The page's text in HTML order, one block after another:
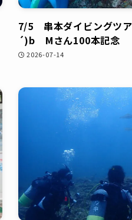
7/5 串本ダイビングツ
´)b Mさん100本記念
2026-07-14